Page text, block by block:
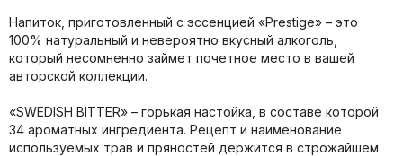
Напиток, приготовленный с эссенцией «Prestige» – это
100% натуральный и невероятно вкусный алкоголь,
который несомненно займет почетное место в вашей
авторской коллекции.
«SWEDISH BITTER» – горькая настойка, в составе которой
34 ароматных ингредиента. Рецепт и наименование
используемых трав и пряностей держится в строжайшем